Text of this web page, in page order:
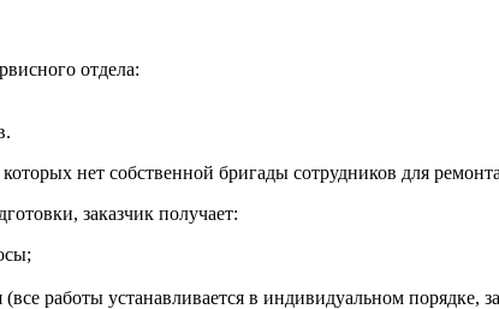
отдела:
нет собственной бригады сотрудников для
заказчик получает:
работы устанавливается в индивидуальном порядке,